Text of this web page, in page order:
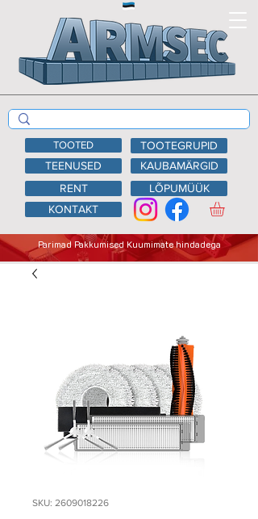
TEENUSED
KAUBAMÄRGID
RENT
LÕPUMÜÜK
KONTAKT
Parimad Pakkumised Kuumimate hindadega
TOOTED TOOTEGRUPID
SKU: 2609018226